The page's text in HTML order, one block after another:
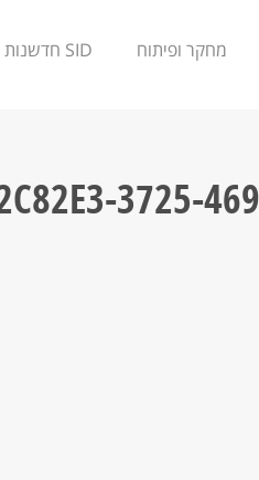
מחקר ופיתוח SID חדשנות
3725-